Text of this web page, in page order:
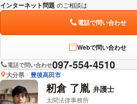
インターネット問題 のご相談は
電話で問い合わせ
Webで問い合わせ
電話で問い合わせ097-554-4510
大分県 豊後高田市
籾倉 了胤 弁護士
太聞法律事務所